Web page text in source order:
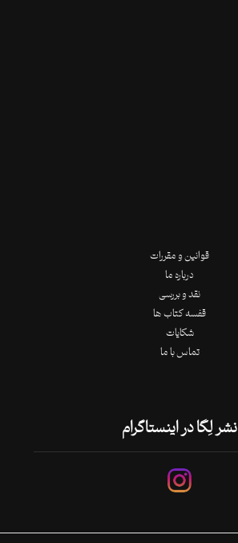
قوانین و مقررات
درباره ما
نقد و بررسی
قفسه کتاب ها
شکایات
تماس با ما
نشر لِگا در اینستاگرام